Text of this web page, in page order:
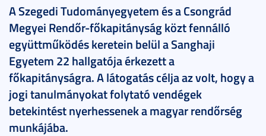
A Szegedi Tudományegyetem és a Csongrád
Megyei Rendőr-főkapitányság közt fennálló
együttműködés keretein belül a Sanghaji
Egyetem 22 hallgatója érkezett a
főkapitányságra. A látogatás célja az volt, hogy a
jogi tanulmányokat folytató vendégek
betekintést nyerhessenek a magyar rendőrség
munkájába.